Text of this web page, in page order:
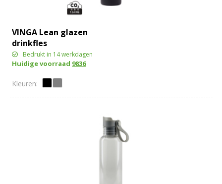
VINGA Lean glazen
drinkfles
Bedrukt in 14 werkdagen
Huidige voorraad 9836